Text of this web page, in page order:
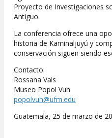
Proyecto de Investigaciones
Antiguo.
La conferencia ofrece una
historia de Kaminaljuyú y
conservación siguen siendo
Contacto:
Rossana Vals
Museo Popol Vuh
popolvuh@ufm.edu
Guatemala, 25 de marzo de